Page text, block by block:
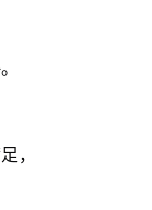
，